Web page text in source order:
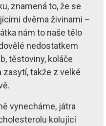
znamená to, že se
dvěma živinami –
nám to naše tělo
nedostatkem
těstoviny, koláče
zasytí, takže z velké
vynecháme, játra
kolující